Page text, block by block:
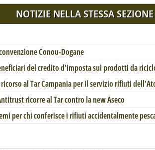
NOTIZIE NELLA STESSA SEZIONE
Conou-Dogane
del credito d'imposta sui prodotti da
al Tar Campania per il servizio rifiuti
ricorre al Tar contro la new Aseco
per chi conferisce i rifiuti accidentalmente